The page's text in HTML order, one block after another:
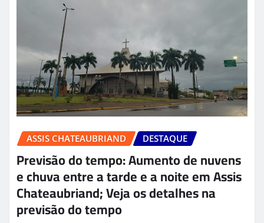
ASSIS CHATEAUBRIAND DESTAQUE
Previsão do tempo: Aumento de nuvens
e chuva entre a tarde e a noite em Assis
Chateaubriand; Veja os detalhes na
previsão do tempo